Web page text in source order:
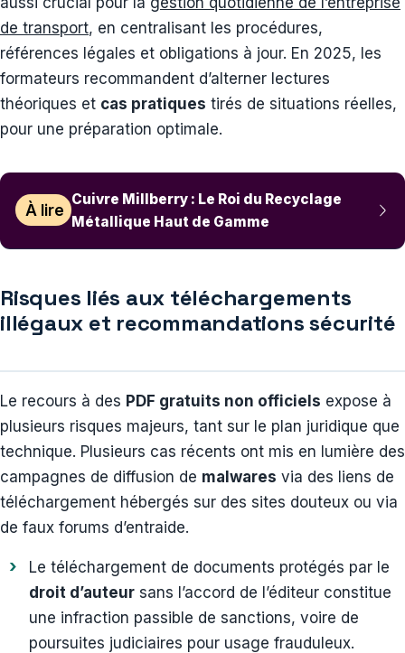
de transport, en centralisant les procédures,
références légales et obligations à jour. En 2025, les
formateurs recommandent d’alterner lectures
théoriques et cas pratiques tirés de situations réelles,
pour une préparation optimale.
À lire
Cuivre Millberry : Le Roi du Recyclage
Métallique Haut de Gamme
Risques liés aux téléchargements
illégaux et recommandations sécurité
Le recours à des PDF gratuits non officiels expose à
plusieurs risques majeurs, tant sur le plan juridique que
technique. Plusieurs cas récents ont mis en lumière des
campagnes de diffusion de malwares via des liens de
téléchargement hébergés sur des sites douteux ou via
de faux forums d’entraide.
Le téléchargement de documents protégés par le
droit d’auteur sans l’accord de l’éditeur constitue
une infraction passible de sanctions, voire de
poursuites judiciaires pour usage frauduleux.